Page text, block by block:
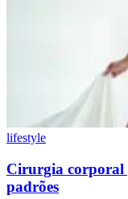
lifestyle
Cirurgia corporal
padrões